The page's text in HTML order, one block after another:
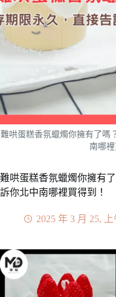
難哄蛋糕香氛蠟燭你擁有了嗎
南哪裡
難哄蛋糕香氛蠟燭你擁有
訴你北中南哪裡買得到！
2025 年 3 月 25, 上